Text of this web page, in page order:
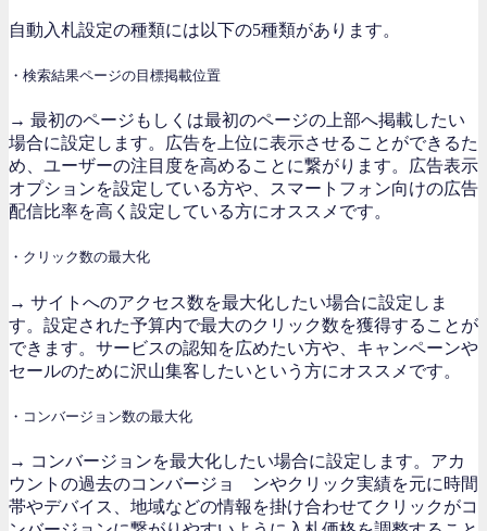
自動入札設定の種類には以下の5種類があります。
・検索結果ページの目標掲載位置
→ 最初のページもしくは最初のページの上部へ掲載したい
場合に設定します。広告を上位に表示させることができるた
め、ユーザーの注目度を高めることに繋がります。広告表示
オプションを設定している方や、スマートフォン向けの広告
配信比率を高く設定している方にオススメです。
・クリック数の最大化
→ サイトへのアクセス数を最大化したい場合に設定しま
す。設定された予算内で最大のクリック数を獲得することが
できます。サービスの認知を広めたい方や、キャンペーンや
セールのために沢山集客したいという方にオススメです。
・コンバージョン数の最大化
→ コンバージョンを最大化したい場合に設定します。アカ
ウントの過去のコンバージョ ンやクリック実績を元に時間
帯やデバイス、地域などの情報を掛け合わせてクリックがコ